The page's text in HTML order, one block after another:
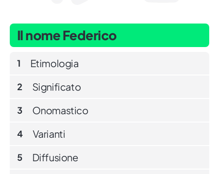
Il nome Federico
1 Etimologia
2 Significato
3 Onomastico
4 Varianti
5 Diffusione